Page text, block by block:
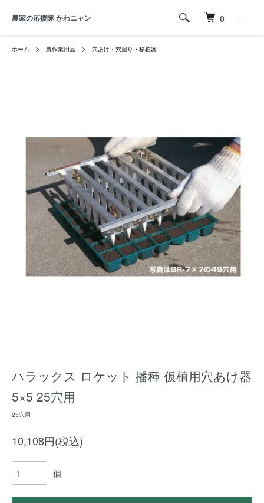
農家の応援隊 かわニャン 0
ホーム 農作業用品 穴あけ・穴掘り・移植器
ハラックス ロケット 播種 仮植用穴あけ器
5×5 25穴用
25穴用
10,108円(税込)
個